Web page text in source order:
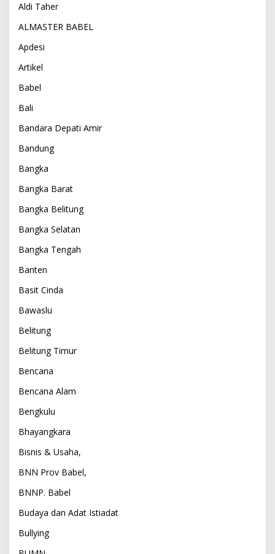
Aldi Taher
ALMASTER BABEL
Apdesi
Artikel
Babel
Bali
Bandara Depati Amir
Bandung
Bangka
Bangka Barat
Bangka Belitung
Bangka Selatan
Bangka Tengah
Banten
Basit Cinda
Bawaslu
Belitung
Belitung Timur
Bencana
Bencana Alam
Bengkulu
Bhayangkara
Bisnis & Usaha,
BNN Prov Babel,
BNNP. Babel
Budaya dan Adat Istiadat
Bullying